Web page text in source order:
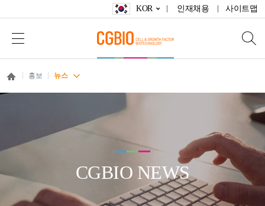
KOR 인재채용 사이트맵
홍보 뉴스
CGBIO NEWS